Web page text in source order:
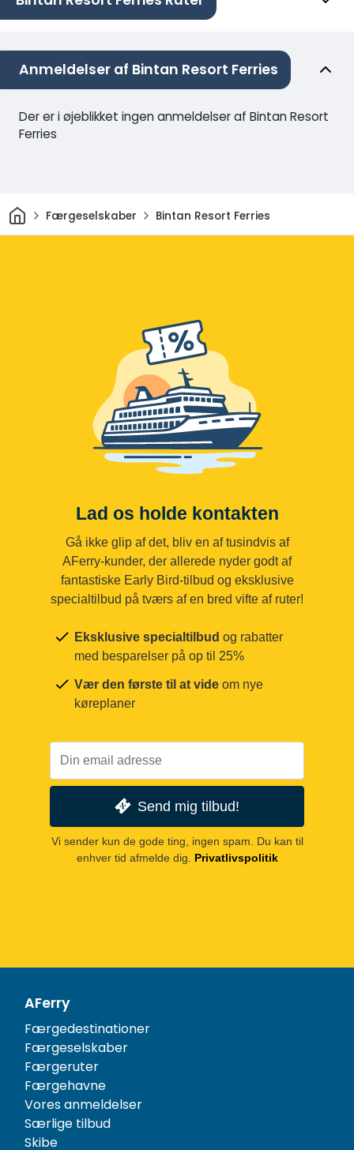
Anmeldelser af Bintan Resort Ferries
Der er i øjeblikket ingen anmeldelser af Bintan Resort
Ferries
HjemFærgeselskaber Bintan Resort Ferries
Lad os holde kontakten
Gå ikke glip af det, bliv en af tusindvis af
AFerry-kunder, der allerede nyder godt af
fantastiske Early Bird-tilbud og eksklusive
specialtilbud på tværs af en bred vifte af ruter!
Eksklusive specialtilbud og rabatter
med besparelser på op til 25%
Vær den første til at vide om nye
køreplaner
Send mig tilbud!
Vi sender kun de gode ting, ingen spam. Du kan til
enhver tid afmelde dig.
Privatlivspolitik
AFerry
Færgedestinationer
Færgeselskaber
Færgeruter
Færgehavne
Vores anmeldelser
Særlige tilbud
Skibe